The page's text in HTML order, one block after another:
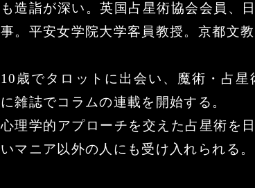
も造詣が深い。英国占星術協会会員、
事。平安女学院大学客員教授。京都文教
10歳でタロットに出会い、魔術・占
に雑誌でコラムの連載を開始する。
心理学的アプローチを交えた占星術を
いマニア以外の人にも受け入れられる。